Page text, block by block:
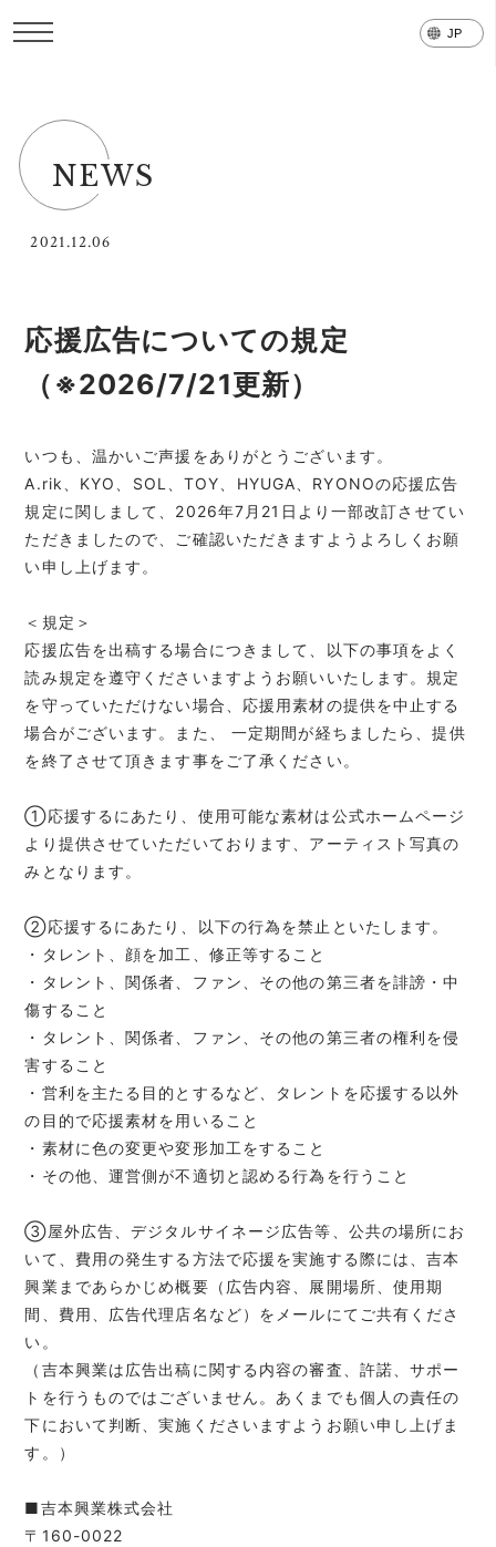
NEWS
2021.12.06
応援広告についての規定
（※2026/7/21更新）
いつも、温かいご声援をありがとうございます。
A.rik、KYO、SOL、TOY、HYUGA、RYONOの応援広告
規定に関しまして、2026年7月21日より一部改訂させてい
ただきましたので、ご確認いただきますようよろしくお願
い申し上げます。
＜規定＞
応援広告を出稿する場合につきまして、以下の事項をよく
読み規定を遵守くださいますようお願いいたします。規定
を守っていただけない場合、応援用素材の提供を中止する
場合がございます。また、 一定期間が経ちましたら、提供
を終了させて頂きます事をご了承ください。
①応援するにあたり、使用可能な素材は公式ホームページ
より提供させていただいております、アーティスト写真の
みとなります。
②応援するにあたり、以下の行為を禁止といたします。
・タレント、顔を加工、修正等すること
・タレント、関係者、ファン、その他の第三者を誹謗・中
傷すること
・タレント、関係者、ファン、その他の第三者の権利を侵
害すること
・営利を主たる目的とするなど、タレントを応援する以外
の目的で応援素材を用いること
・素材に色の変更や変形加工をすること
・その他、運営側が不適切と認める行為を行うこと
③屋外広告、デジタルサイネージ広告等、公共の場所にお
いて、費用の発生する方法で応援を実施する際には、吉本
興業まであらかじめ概要（広告内容、展開場所、使用期
間、費用、広告代理店名など）をメールにてご共有くださ
い。
（吉本興業は広告出稿に関する内容の審査、許諾、サポー
トを行うものではございません。あくまでも個人の責任の
下において判断、実施くださいますようお願い申し上げま
す。）
■吉本興業株式会社
〒160-0022